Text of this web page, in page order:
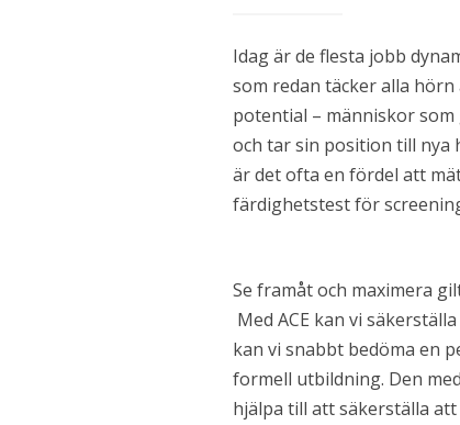
Idag är de flesta jobb
som redan täcker alla
potential – människor
och tar sin position till nya
är det ofta en fördel att
färdighetstest för
Se framåt och maximera
Med ACE kan vi
kan vi snabbt bedöma en
formell utbildning. Den
hjälpa till att säkerställa